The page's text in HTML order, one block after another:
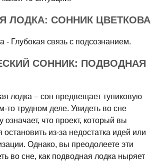
ЛОДКА: СОННИК ЦВЕТКОВА
- Глубокая связь с подсознанием.
СОННИК: ПОДВОДНАЯ
лодка – сон предвещает тупиковую
то трудном деле. Увидеть во сне
означает, что проект, который вы
остановить из-за недостатка идей или
Однако, вы преодолеете эти
во сне, как подводная лодка ныряет